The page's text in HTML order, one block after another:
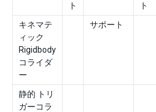
ト
ト
キネマテ
ィック
Rigidbody
コライダ
ー
サポート
静的 トリ
ガーコラ